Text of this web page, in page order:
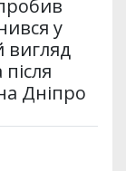
у
вигляд
Дніпро